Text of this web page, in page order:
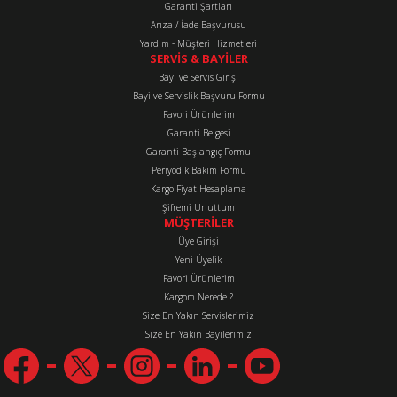
Gönder
Garanti Şartları
Arıza / İade Başvurusu
Yardım - Müşteri Hizmetleri
SERVİS & BAYİLER
Bayi ve Servis Girişi
Bayi ve Servislik Başvuru Formu
Favori Ürünlerim
Garanti Belgesi
Garanti Başlangıç Formu
Periyodik Bakım Formu
Kargo Fiyat Hesaplama
Şifremi Unuttum
MÜŞTERİLER
Üye Girişi
Yeni Üyelik
Favori Ürünlerim
Kargom Nerede ?
Size En Yakın Servislerimiz
Size En Yakın Bayilerimiz